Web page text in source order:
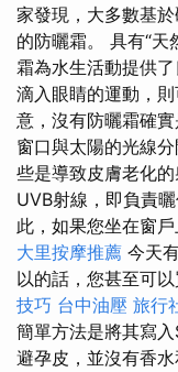
家發現，大多數基
的防曬霜。 具有“天
霜為水生活動提供
滴入眼睛的運動，
意，沒有防曬霜確
窗口與太陽的光線
些是導致皮膚老化的
UVB射線，即負責
此，如果您坐在窗
大里按摩推薦 今天
以的話，您甚至可以
技巧 台中油壓 旅行
簡單方法是將其寫
避孕皮，並沒有香水